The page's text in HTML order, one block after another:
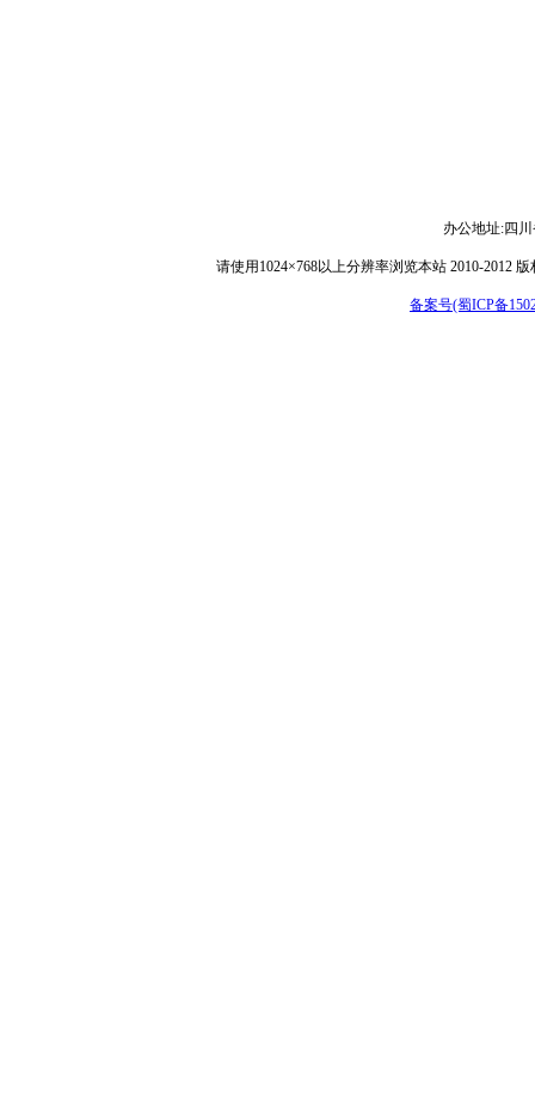
办公地址:四川
请使用1024×768以上分辨率浏览本站 2010-2012
备案号(蜀ICP备